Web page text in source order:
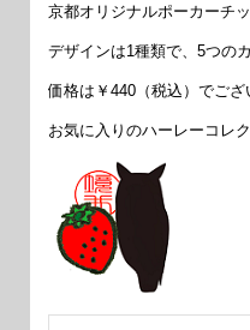
京都オリジナルポーカーチ
デザインは1種類で、5つの
価格は￥440（税込）でござ
お気に入りのハーレーコレ